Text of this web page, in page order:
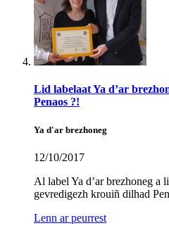
Lid labelaat Ya d’ar
Penaos ?!
Ya d'ar brezhoneg
12/10/2017
Al label Ya d’ar brezhoneg a
gevredigezh krouiñ dilhad
Lenn ar peurrest